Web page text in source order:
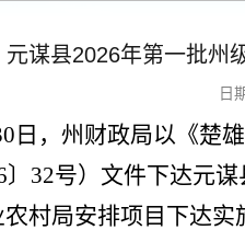
元谋县2026年第一批州
日
日，州财政局以《楚
〕32号）文件下达元
村局安排项目下达实